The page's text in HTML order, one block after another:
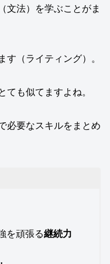
文法）を学ぶことがま
す（ライティング）。
ても似てますよね。
必要なスキルをまとめ
を頑張る継続力